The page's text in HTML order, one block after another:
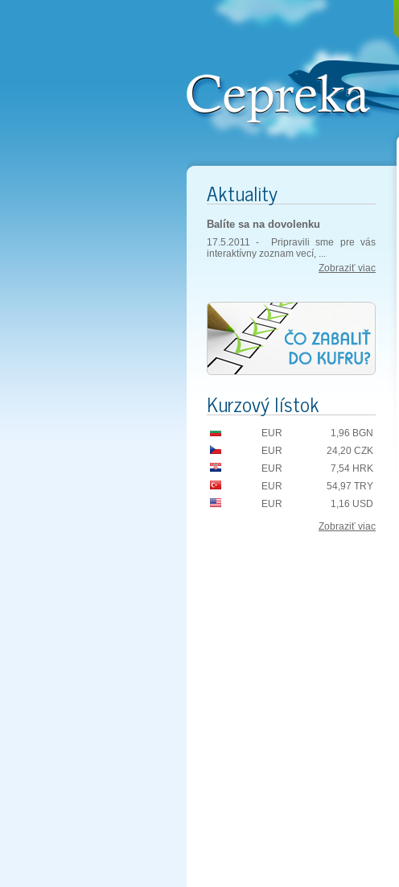
Aktuality
Balíte sa na dovolenku
17.5.2011 - Pripravili sme pre vás
interaktívny zoznam vecí, ...
Zobraziť viac
Kurzový lístok
EUR
1,96 BGN
EUR
24,20 CZK
EUR
7,54 HRK
EUR
54,97 TRY
EUR
1,16 USD
Zobraziť viac